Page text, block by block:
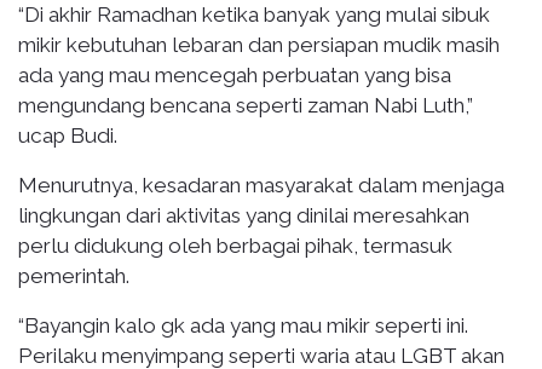
“Di akhir Ramadhan ketika banyak yang mulai sibuk
mikir kebutuhan lebaran dan persiapan mudik masih
ada yang mau mencegah perbuatan yang bisa
mengundang bencana seperti zaman Nabi Luth,”
ucap Budi.
Menurutnya, kesadaran masyarakat dalam menjaga
lingkungan dari aktivitas yang dinilai meresahkan
perlu didukung oleh berbagai pihak, termasuk
pemerintah.
“Bayangin kalo gk ada yang mau mikir seperti ini.
Perilaku menyimpang seperti waria atau LGBT akan